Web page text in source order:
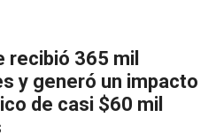
recibió 365 mil
y generó un impacto
de casi $60 mil